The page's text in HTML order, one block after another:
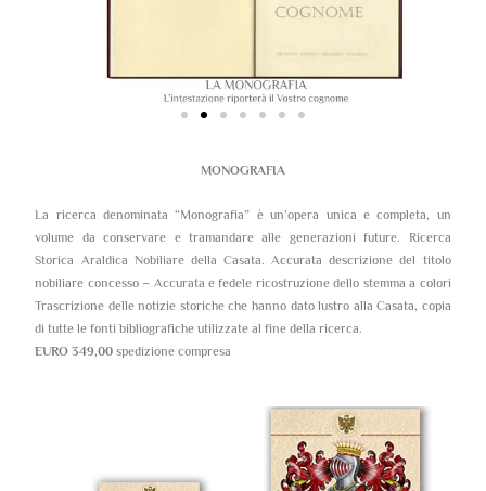
MONOGRAFIA
La ricerca denominata “Monografia” è un’opera unica e completa, un
volume da conservare e tramandare alle generazioni future. Ricerca
Storica Araldica Nobiliare della Casata. Accurata descrizione del titolo
nobiliare concesso – Accurata e fedele ricostruzione dello stemma a colori
Trascrizione delle notizie storiche che hanno dato lustro alla Casata, copia
di tutte le fonti bibliografiche utilizzate al fine della ricerca.
EURO 349,00 spedizione compresa